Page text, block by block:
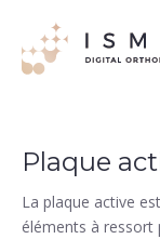
Plaque
La plaque active
éléments à ressort